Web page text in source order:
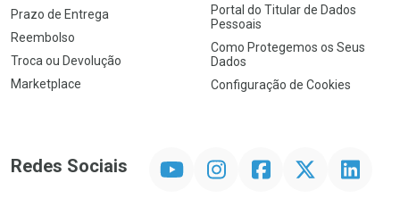
Prazo de Entrega
Reembolso
Troca ou Devolução
Marketplace
Portal do Titular de Dados
Pessoais
Como Protegemos os Seus
Dados
Configuração de Cookies
Redes Sociais InstagramFacebookTwitter Linkedin